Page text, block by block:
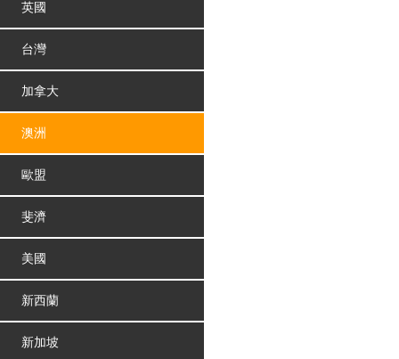
英國
台灣
加拿大
澳洲
歐盟
斐濟
美國
新西蘭
新加坡